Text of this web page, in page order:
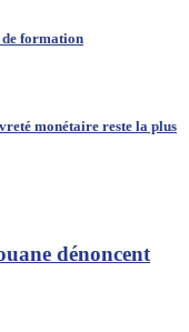
de formation
monétaire reste la plus
dénoncent